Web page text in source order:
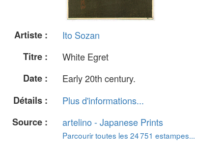
Artiste :
Ito Sozan
Titre :
White Egret
Date :
Early 20th century.
Détails :
Plus d'informations...
Source :
artelino - Japanese Prints
Parcourir toutes les 24 751 estampes...